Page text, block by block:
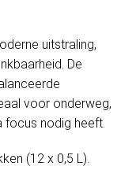
uitstraling,
De
voor onderweg,
focus nodig heeft.
(12 x 0,5 L).